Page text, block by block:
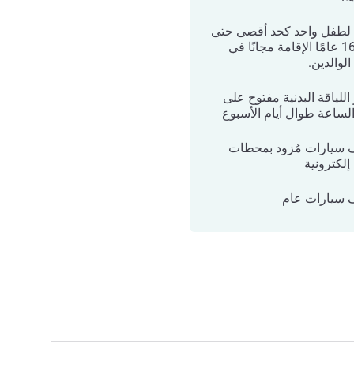
لطفل واحد كحد أقصى حتى
عمر 16 عامًا الإقامة مجانًا في
البدنية مفتوح على
طوال أيام الأسبوع
سيارات مُزود بمحطات
سيارات عام